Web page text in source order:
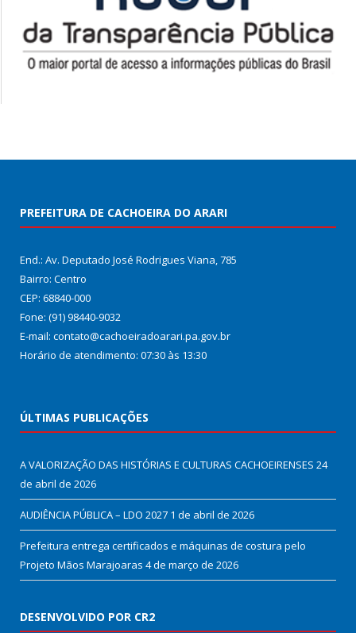
PREFEITURA DE CACHOEIRA DO ARARI
End.: Av. Deputado José Rodrigues Viana, 785
Bairro: Centro
CEP: 68840-000
Fone: (91) 98440-9032
E-mail: contato@cachoeiradoarari.pa.gov.br
Horário de atendimento: 07:30 às 13:30
ÚLTIMAS PUBLICAÇÕES
A VALORIZAÇÃO DAS HISTÓRIAS E CULTURAS CACHOEIRENSES 24
de abril de 2026
AUDIÊNCIA PÚBLICA – LDO 2027 1 de abril de 2026
Prefeitura entrega certificados e máquinas de costura pelo
Projeto Mãos Marajoaras 4 de março de 2026
DESENVOLVIDO POR CR2